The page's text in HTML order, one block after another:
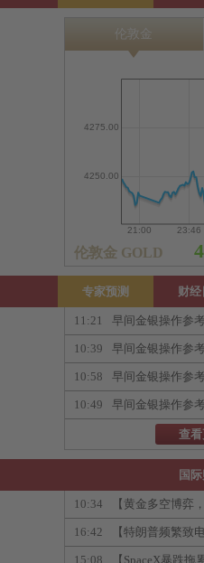
专家预测 财
11:21 早间金银操作参考
10:39 早间金银操作参考
10:58 早间金银操作参考
10:49 早间金银操作参考
查
国
10:34 【黄金多空博弈
16:42 【特朗普频繁致
15:08 【SpaceX暴跌拖